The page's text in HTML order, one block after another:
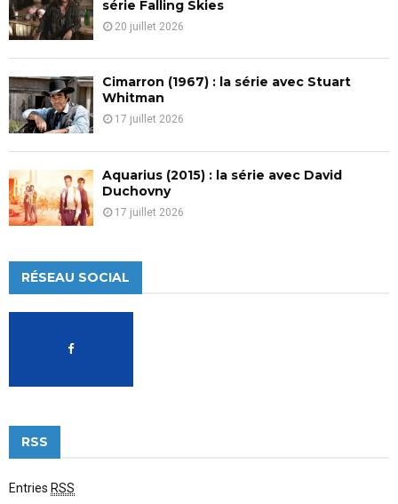
série Falling Skies
20 juillet 2026
Cimarron (1967) : la série avec Stuart
Whitman
17 juillet 2026
Aquarius (2015) : la série avec David
Duchovny
17 juillet 2026
RÉSEAU SOCIAL
RSS
Entries RSS